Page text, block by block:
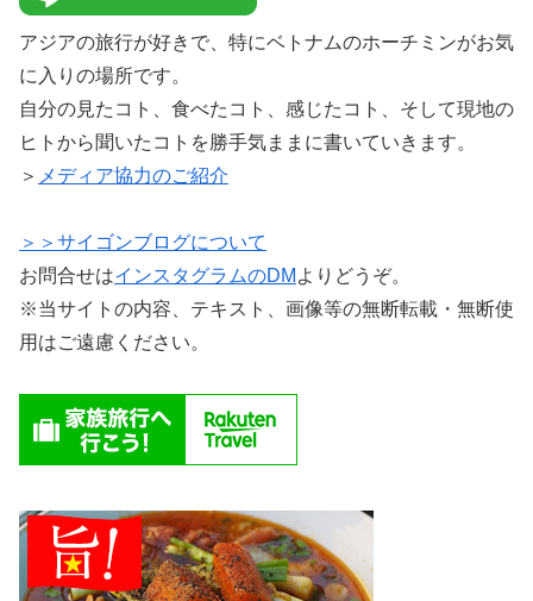
アジアの旅行が好きで、特にベトナムのホーチミンがお気
に入りの場所です。
自分の見たコト、食べたコト、感じたコト、そして現地の
ヒトから聞いたコトを勝手気ままに書いていきます。
＞ メディア協力のご紹介
＞＞サイゴンブログについて
お問合せはインスタグラムのDM よりどうぞ。
※当サイトの内容、テキスト、画像等の無断転載・無断使
用はご遠慮ください。